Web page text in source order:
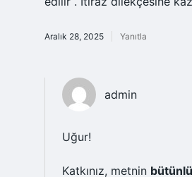
Aralık 28, 2025 Yanıtla
admin
Uğur!
Katkınız, metnin